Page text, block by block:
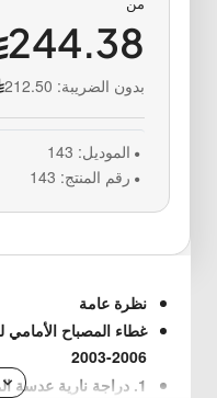
244.38
بدون الضريبة: 212.50
الموديل: 143
رقم المنتج: 143
نظرة عامة
2003-2006